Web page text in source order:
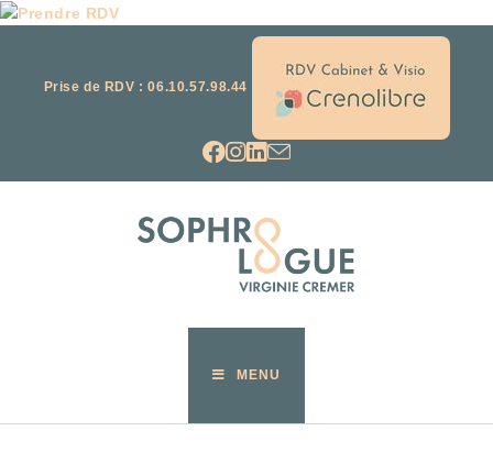
Prise de RDV : 06.10.57.98.44
MENU